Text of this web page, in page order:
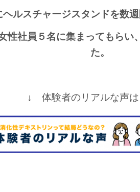
ヘルスチャージスタンドを数
性社員５名に集まってもらい
た。
↓ 体験者のリアルな声